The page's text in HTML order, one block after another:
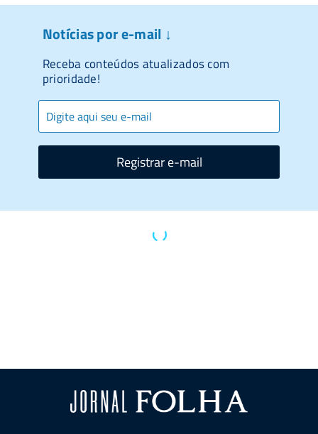
Notícias por e-mail ↓
Receba conteúdos atualizados com
prioridade!
Registrar e-mail